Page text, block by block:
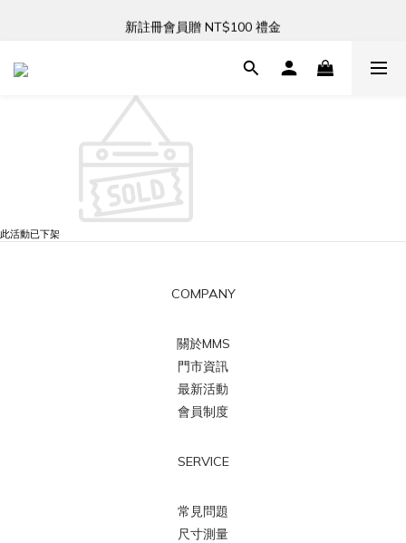
新註冊會員贈 NT$100 禮金
新註冊會員贈 NT$100 禮金
此活動已下架
COMPANY
關於MMS
門市資訊
最新活動
會員制度
SERVICE
常見問題
尺寸測量